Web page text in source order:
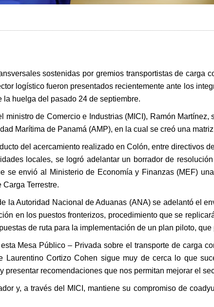
sostenidas por gremios transportistas de carga
logístico fueron presentados recientemente ante los
la huelga del pasado 24 de septiembre.
ministro de Comercio e Industrias (MICI), Ramón
Marítima de Panamá (AMP), en la cual se creó una
del acercamiento realizado en Colón, entre directivos
locales, se logró adelantar un borrador de
se envió al Ministerio de Economía y Finanzas (MEF)
Terrestre.
la Autoridad Nacional de Aduanas (ANA) se adelantó el
en los puestos fronterizos, procedimiento que se
de ruta para la implementación de un plan piloto,
Mesa Público – Privada sobre el transporte de carga
Laurentino Cortizo Cohen sigue muy de cerca lo que
presentar recomendaciones que nos permitan mejorar el
y, a través del MICI, mantiene su compromiso de